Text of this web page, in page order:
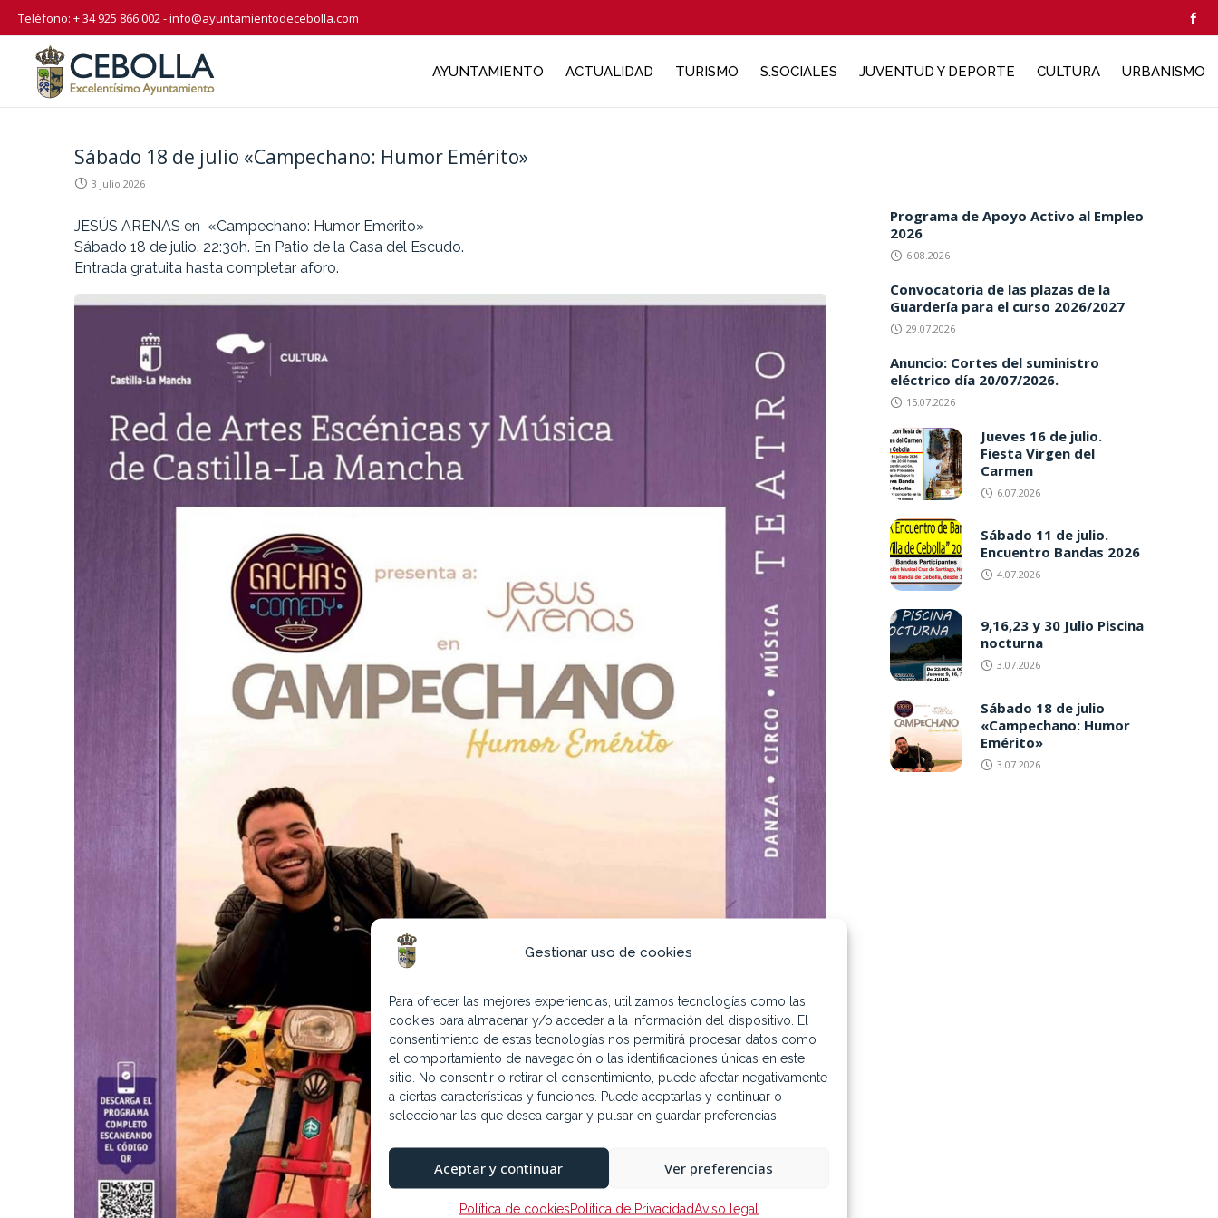
Gestionar uso de cookies
Para ofrecer las mejores experiencias, utilizamos tecnologías como las
cookies para almacenar y/o acceder a la información del dispositivo. El
consentimiento de estas tecnologías nos permitirá procesar datos como
el comportamiento de navegación o las identificaciones únicas en este
sitio. No consentir o retirar el consentimiento, puede afectar negativamente
a ciertas características y funciones. Puede aceptarlas y continuar o
seleccionar las que desea cargar y pulsar en guardar preferencias.
Aceptar y continuar Ver preferencias
Política de cookiesPolítica de PrivacidadAviso legal
Teléfono: + 34 925 866 002 -info@ayuntamientodecebolla.com
AYUNTAMIENTO ACTUALIDAD TURISMO S.SOCIALES JUVENTUD Y DEPORTE CULTURA URBANISMO
Sábado 18 de julio «Campechano: Humor Emérito»
3 julio 2026
JESÚS ARENAS en «Campechano: Humor Emérito»
Sábado 18 de julio. 22:30h. En Patio de la Casa del Escudo.
Entrada gratuita hasta completar aforo.
Programa de Apoyo Activo al Empleo
2026
6.08.2026
Convocatoria de las plazas de la
Guardería para el curso 2026/2027
29.07.2026
Anuncio: Cortes del suministro
eléctrico día 20/07/2026.
15.07.2026
Jueves 16 de julio.
Fiesta Virgen del
Carmen
6.07.2026
Sábado 11 de julio.
Encuentro Bandas 2026
4.07.2026
9,16,23 y 30 Julio Piscina
nocturna
3.07.2026
Sábado 18 de julio
«Campechano: Humor
Emérito»
3.07.2026